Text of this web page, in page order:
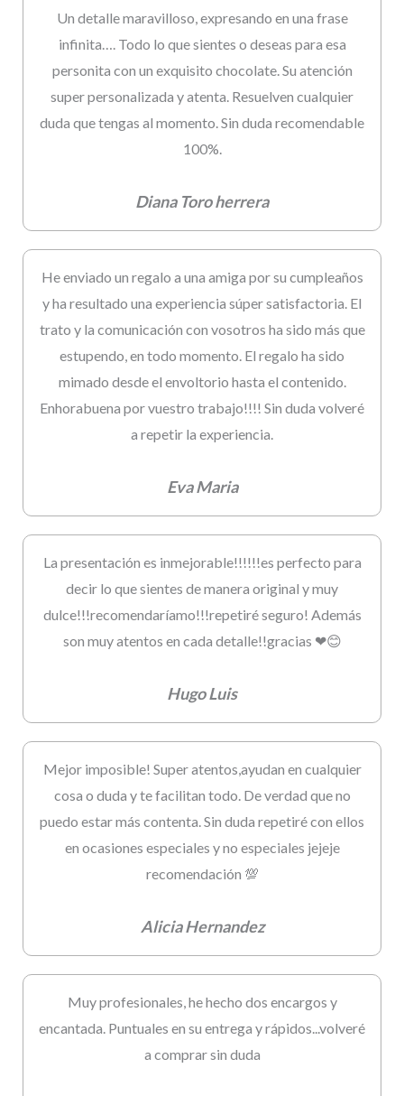
Un detalle maravilloso, expresando en una frase
infinita…. Todo lo que sientes o deseas para esa
personita con un exquisito chocolate. Su atención
super personalizada y atenta. Resuelven cualquier
duda que tengas al momento. Sin duda recomendable
100%.
Diana Toro herrera
He enviado un regalo a una amiga por su cumpleaños
y ha resultado una experiencia súper satisfactoria. El
trato y la comunicación con vosotros ha sido más que
estupendo, en todo momento. El regalo ha sido
mimado desde el envoltorio hasta el contenido.
Enhorabuena por vuestro trabajo!!!! Sin duda volveré
a repetir la experiencia.
Eva Maria
La presentación es inmejorable!!!!!!es perfecto para
decir lo que sientes de manera original y muy
dulce!!!recomendaríamo!!!repetiré seguro! Además
son muy atentos en cada detalle!!gracias ❤😊
Hugo Luis
Mejor imposible! Super atentos,ayudan en cualquier
cosa o duda y te facilitan todo. De verdad que no
puedo estar más contenta. Sin duda repetiré con ellos
en ocasiones especiales y no especiales jejeje
recomendación 💯
Alicia Hernandez
Muy profesionales, he hecho dos encargos y
encantada. Puntuales en su entrega y rápidos...volveré
a comprar sin duda